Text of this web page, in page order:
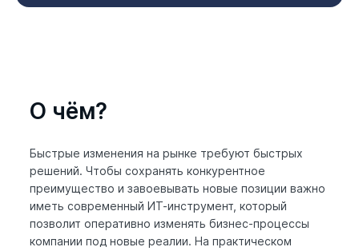
О чём?
Быстрые изменения на рынке требуют быстрых
решений. Чтобы сохранять конкурентное
преимущество и завоевывать новые позиции важно
иметь современный ИТ-инструмент, который
позволит оперативно изменять бизнес-процессы
компании под новые реалии. На практическом